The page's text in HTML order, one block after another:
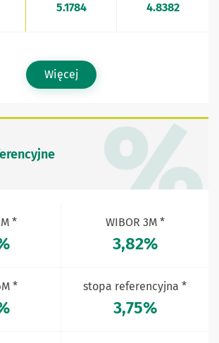
5.1784 4.8382
Więcej
* WIBOR 3M *
3,82%
* stopa referencyjna *
3,75%